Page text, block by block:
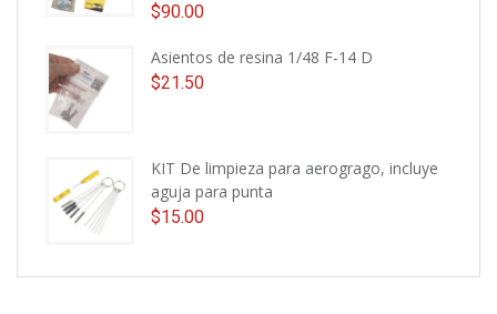
$90.00
Asientos de resina 1/48 F-14 D
$21.50
KIT De limpieza para aerogrago, incluye
aguja para punta
$15.00